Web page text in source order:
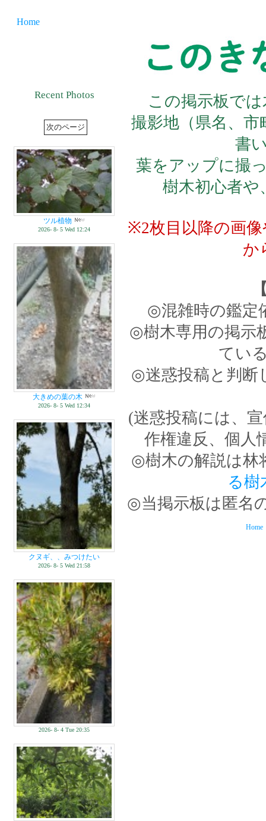
Home
Recent Photos
ツル植物
2026- 8- 5 Wed 12:24
大きめの葉の木
2026- 8- 5 Wed 12:34
クヌギ、、みつけたい
2026- 8- 5 Wed 21:58
2026- 8- 4 Tue 20:35
この掲示板で
撮影地（県名、
書
葉をアップに撮
樹木初心者や
※2枚目以降の画
か
◎混雑時の鑑定
◎樹木専用の掲示
てい
◎迷惑投稿と判断
(迷惑投稿には、
作権違反、個人
◎樹木の解説は林
る樹
◎当掲示板は匿名
Home